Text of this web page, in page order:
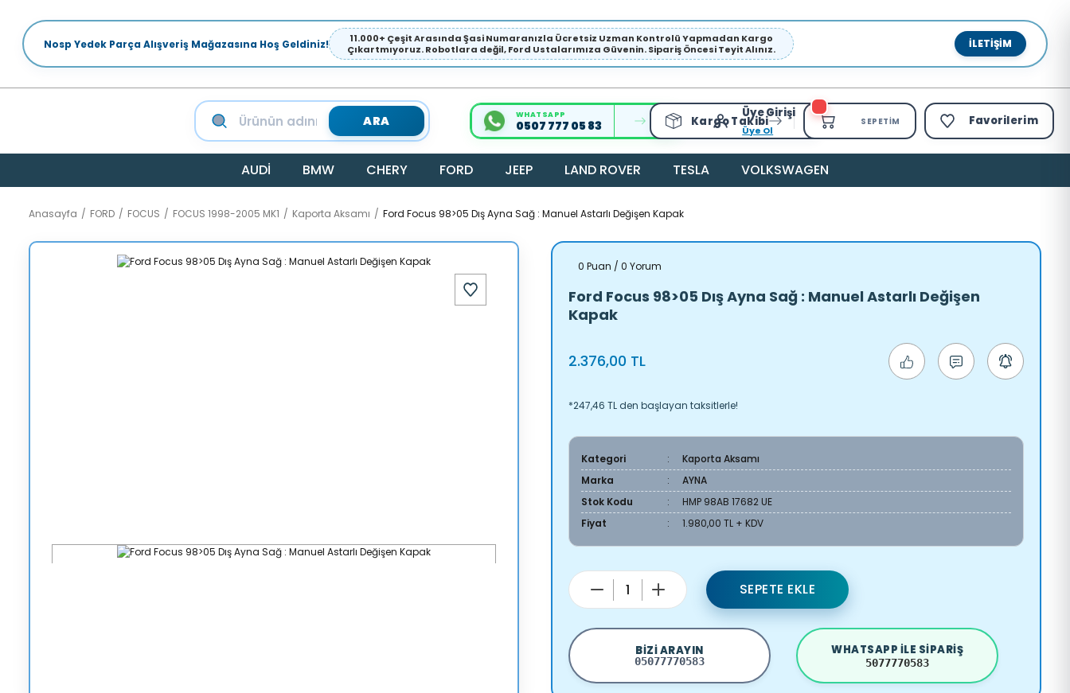
Nosp Yedek Parça Alışveriş Mağazasına Hoş Geldiniz!
11.000+ Çeşit Arasında Şasi Numaranızla Ücretsiz Uzman Kontrolü Yapmadan Kargo
Çıkartmıyoruz. Robotlara değil, Ford Ustalarımıza Güvenin. Sipariş Öncesi Teyit Alınız.
İLETIŞIM
ARA WHATSAPP
0507 777 05 83 Kargo Takibi
Üye Girişi
Üye Ol
SEPETIM Favorilerim
AUDİ BMW CHERY FORD JEEP LAND ROVER TESLA VOLKSWAGEN
Anasayfa FORD FOCUS FOCUS 1998-2005 MK1 Kaporta Aksamı Ford Focus 98>05 Dış Ayna Sağ : Manuel Astarlı Değişen Kapak
0 Puan / 0 Yorum
Ford Focus 98>05 Dış Ayna Sağ : Manuel Astarlı Değişen
Kapak
2.376,00 TL
*247,46 TL den başlayan taksitlerle!
Kategori
Kaporta Aksamı
Marka
AYNA
Stok Kodu
HMP 98AB 17682 UE
Fiyat
1.980,00 TL + KDV
SEPETE EKLE
BIZI ARAYIN
05077770583
WHATSAPP ILE SIPARIŞ
5077770583